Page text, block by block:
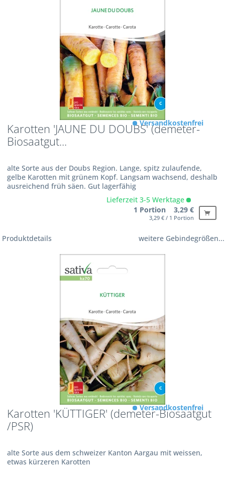
Karotten 'JAUNE DU DOUBS' (demeter-
Biosaatgut...
alte Sorte aus der Doubs Region. Lange, spitz zulaufende,
gelbe Karotten mit grünem Kopf. Langsam wachsend, deshalb
ausreichend früh säen. Gut lagerfähig
Versandkostenfrei
Lieferzeit 3-5 Werktage
1 Portion 3,29 €
3,29 € / 1 Portion
Produktdetails weitere Gebindegrößen...
Karotten 'KÜTTIGER' (demeter-Biosaatgut
/PSR)
alte Sorte aus dem schweizer Kanton Aargau mit weissen,
etwas kürzeren Karotten
Versandkostenfrei